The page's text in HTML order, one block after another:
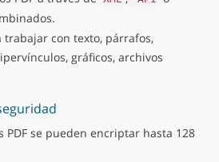
trabajar con texto, párrafos,
gráficos, archivos
PDF se pueden encriptar hasta 128